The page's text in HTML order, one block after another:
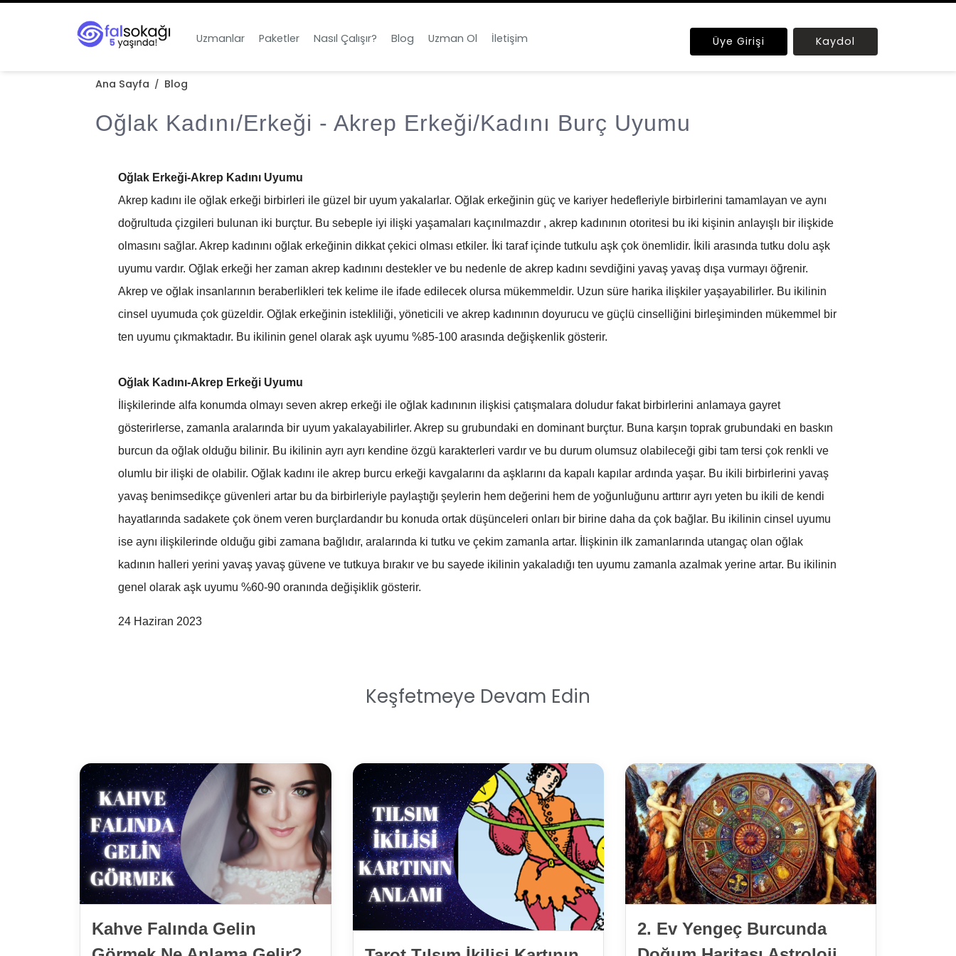
Uzmanlar Paketler Nasıl Çalışır? Blog Uzman Ol İletişim Üye Girişi Kaydol
Ana Sayfa / Blog
Oğlak Kadını/Erkeği - Akrep Erkeği/Kadını Burç Uyumu
Oğlak Erkeği-Akrep Kadını Uyumu
Akrep kadını ile oğlak erkeği birbirleri ile güzel bir uyum yakalarlar. Oğlak erkeğinin güç ve kariyer hedefleriyle birbirlerini tamamlayan ve aynı
doğrultuda çizgileri bulunan iki burçtur. Bu sebeple iyi ilişki yaşamaları kaçınılmazdır , akrep kadınının otoritesi bu iki kişinin anlayışlı bir ilişkide
olmasını sağlar. Akrep kadınını oğlak erkeğinin dikkat çekici olması etkiler. İki taraf içinde tutkulu aşk çok önemlidir. İkili arasında tutku dolu aşk
uyumu vardır. Oğlak erkeği her zaman akrep kadınını destekler ve bu nedenle de akrep kadını sevdiğini yavaş yavaş dışa vurmayı öğrenir.
Akrep ve oğlak insanlarının beraberlikleri tek kelime ile ifade edilecek olursa mükemmeldir. Uzun süre harika ilişkiler yaşayabilirler. Bu ikilinin
cinsel uyumuda çok güzeldir. Oğlak erkeğinin istekliliği, yöneticili ve akrep kadınının doyurucu ve güçlü cinselliğini birleşiminden mükemmel bir
ten uyumu çıkmaktadır. Bu ikilinin genel olarak aşk uyumu %85-100 arasında değişkenlik gösterir.
Oğlak Kadını-Akrep Erkeği Uyumu
İlişkilerinde alfa konumda olmayı seven akrep erkeği ile oğlak kadınının ilişkisi çatışmalara doludur fakat birbirlerini anlamaya gayret
gösterirlerse, zamanla aralarında bir uyum yakalayabilirler. Akrep su grubundaki en dominant burçtur. Buna karşın toprak grubundaki en baskın
burcun da oğlak olduğu bilinir. Bu ikilinin ayrı ayrı kendine özgü karakterleri vardır ve bu durum olumsuz olabileceği gibi tam tersi çok renkli ve
olumlu bir ilişki de olabilir. Oğlak kadını ile akrep burcu erkeği kavgalarını da aşklarını da kapalı kapılar ardında yaşar. Bu ikili birbirlerini yavaş
yavaş benimsedikçe güvenleri artar bu da birbirleriyle paylaştığı şeylerin hem değerini hem de yoğunluğunu arttırır ayrı yeten bu ikili de kendi
hayatlarında sadakete çok önem veren burçlardandır bu konuda ortak düşünceleri onları bir birine daha da çok bağlar. Bu ikilinin cinsel uyumu
ise aynı ilişkilerinde olduğu gibi zamana bağlıdır, aralarında ki tutku ve çekim zamanla artar. İlişkinin ilk zamanlarında utangaç olan oğlak
kadının halleri yerini yavaş yavaş güvene ve tutkuya bırakır ve bu sayede ikilinin yakaladığı ten uyumu zamanla azalmak yerine artar. Bu ikilinin
genel olarak aşk uyumu %60-90 oranında değişiklik gösterir.
24 Haziran 2023
Keşfetmeye Devam Edin
Kahve Falında Gelin
2. Ev Yengeç Burcunda